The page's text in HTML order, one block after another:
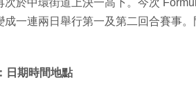
一連兩日舉行第一及第二回合賽事
日期時間地點